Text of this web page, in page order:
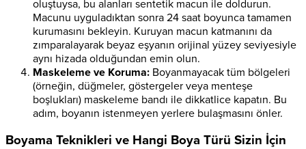
oluştuysa, bu alanları sentetik macun ile doldurun.
Macunu uyguladıktan sonra 24 saat boyunca tamamen
kurumasını bekleyin. Kuruyan macun katmanını da
zımparalayarak beyaz eşyanın orijinal yüzey seviyesiyle
aynı hizada olduğundan emin olun.
Maskeleme ve Koruma: Boyanmayacak tüm bölgeleri
(örneğin, düğmeler, göstergeler veya menteşe
boşlukları) maskeleme bandı ile dikkatlice kapatın. Bu
adım, boyanın istenmeyen yerlere bulaşmasını önler.
Boyama Teknikleri ve Hangi Boya Türü Sizin İçin